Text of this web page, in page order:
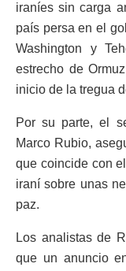
iraníes sin carga
país persa en el
Washington y
estrecho de
inicio de la tregua
Por su parte, el
Marco Rubio,
que coincide con
iraní sobre unas
paz.
Los analistas de
que un anuncio